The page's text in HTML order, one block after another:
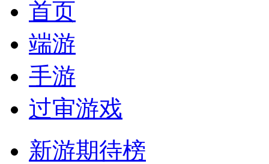
首页
端游
手游
过审游戏
新游期待榜